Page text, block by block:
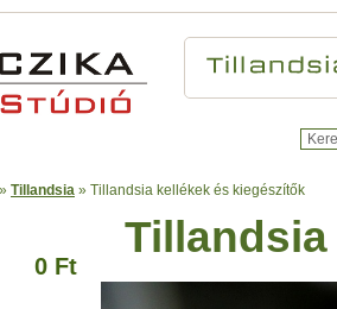
» Tillandsia » Tillandsia kellékek és kiegészítők
0 Ft